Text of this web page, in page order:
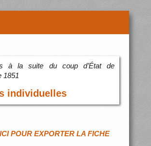
à la suite du coup d’État de
1851
individuelles
POUR EXPORTER LA FICHE